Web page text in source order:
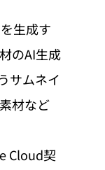
生成す
のAI生成
サムネイ
材など
Cloud契